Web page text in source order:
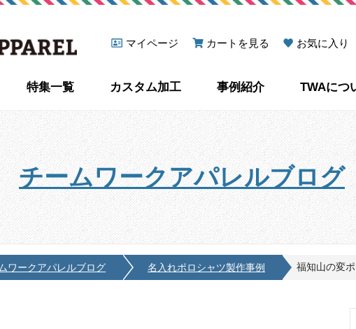
マイページ
カートを見る お気に入り
特集一覧 カスタム加工 事例紹介 TWAにつ
チームワークアパレルブログ
ワークアパレルブログ 名入れポロシャツ製作事例 福知山の変